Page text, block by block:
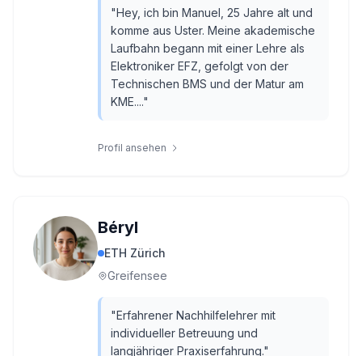
"Hey, ich bin Manuel, 25 Jahre alt und
komme aus Uster. Meine akademische
Laufbahn begann mit einer Lehre als
Elektroniker EFZ, gefolgt von der
Technischen BMS und der Matur am
KME...."
Profil ansehen
Béryl
ETH Zürich
Greifensee
"Erfahrener Nachhilfelehrer mit
individueller Betreuung und
langjähriger Praxiserfahrung."